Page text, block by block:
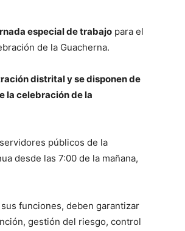
especial de trabajopara el
de la Guacherna.
distrital y se disponen de
la celebración de la
públicos de la
desde las 7:00 de la mañana,
funciones, deben garantizar
gestión del riesgo, control